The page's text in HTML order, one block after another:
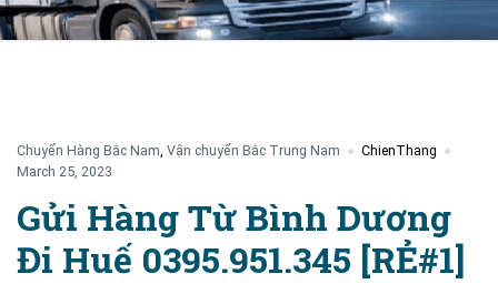
Chuyển Hàng Bắc Nam Vận chuyển Bắc Trung Nam
ChienThang
March 25, 2023
Gửi Hàng Từ Bình Dương
Đi Huế 0395.951.345 [RẺ#1]